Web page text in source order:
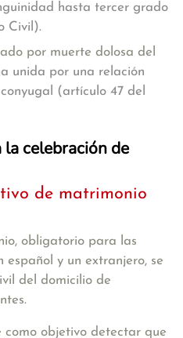
hasta tercer grado
Civil).
por muerte dolosa del
unida por una relación
(artículo 47 del
celebración de
de matrimonio
obligatorio para las
y un extranjero, se
del domicilio de
como objetivo detectar que